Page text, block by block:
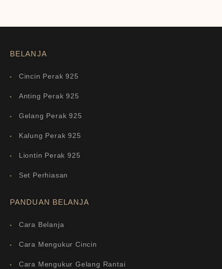
BELANJA
Cincin Perak 925
Anting Perak 925
Gelang Perak 925
Kalung Perak 925
Liontin Perak 925
Set Perhiasan
PANDUAN BELANJA
Cara Belanja
Cara Mengukur Cincin
Cara Mengukur Gelang Rantai